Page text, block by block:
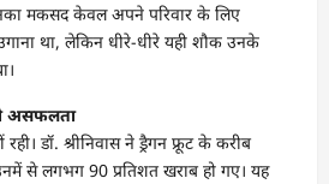
मकसद केवल अपने परिवार के लिए
था, लेकिन धीरे-धीरे यही शौक उनके
असफलता
डॉ. श्रीनिवास ने ड्रैगन फ्रूट के करीब
से लगभग 90 प्रतिशत खराब हो गए। यह